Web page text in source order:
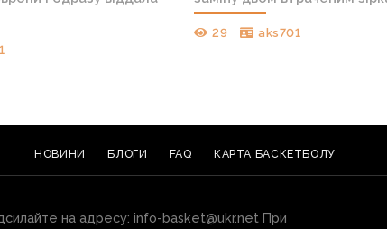
29 aks701
НОВИНИ БЛОГИ FAQ КАРТА БАСКЕТБОЛУ
на адресу: info-basket@ukr.net При